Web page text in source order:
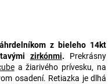
z bieleho 14kt
zirkónmi. Prekrásny
a žiarivého prívesku, na
osadení. Retiazka je dlhá